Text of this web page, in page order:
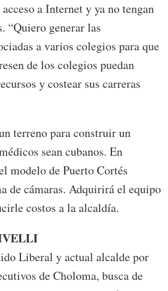
a Internet y ya no tengan
“Quiero generar las
a varios colegios para que
de los colegios puedan
y costear sus carreras
terreno para construir un
sean cubanos. En
modelo de Puerto Cortés
de cámaras. Adquirirá el equipo
costos a la alcaldía.
Liberal y actual alcalde por
de Choloma, busca de